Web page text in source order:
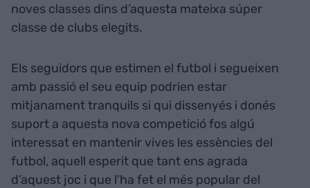
noves classes dins d’aquesta mateixa súper
classe de clubs elegits.
Els seguidors que estimen el futbol i segueixen
amb passió el seu equip podrien estar
mitjanament tranquils si qui dissenyés i donés
suport a aquesta nova competició fos algú
interessat en mantenir vives les essències del
futbol, aquell esperit que tant ens agrada
d’aquest joc i que l’ha fet el més popular del